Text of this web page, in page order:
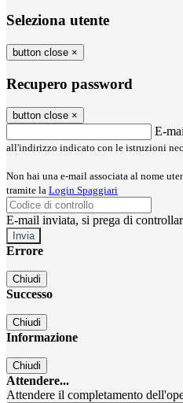
Seleziona utente
button close ×
Recupero password
button close ×
E-
all'indirizzo indicato con le istruzioni
Non hai una e-mail associata al nome
tramite la Login Spaggiari
E-mail inviata, si prega di
Errore
Chiudi
Successo
Chiudi
Informazione
Chiudi
Attendere...
Attendere il completamento